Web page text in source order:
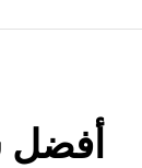
أفضل